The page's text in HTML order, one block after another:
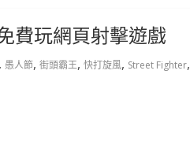
費玩網頁射擊遊戲
, 愚人節, 街頭霸王, 快打旋風, Street Fighter,